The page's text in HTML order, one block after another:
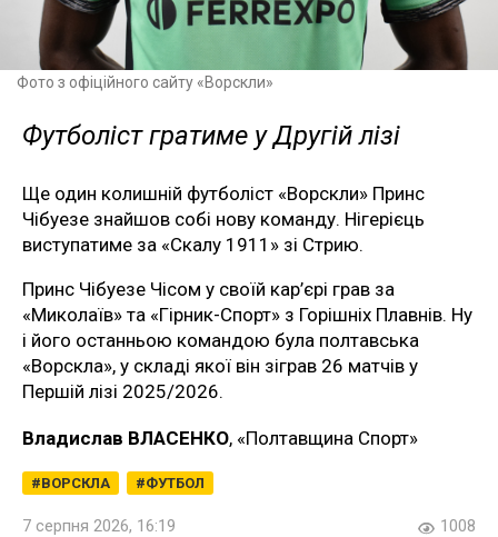
Фото з офіційного сайту «Ворскли»
Футболіст гратиме у Другій лізі
Ще один колишній футболіст «Ворскли» Принс
Чібуезе знайшов собі нову команду. Нігерієць
виступатиме за «Скалу 1911» зі Стрию.
Принс Чібуезе Чісом у своїй кар’єрі грав за
«Миколаїв» та «Гірник-Спорт» з Горішніх Плавнів. Ну
і його останньою командою була полтавська
«Ворскла», у складі якої він зіграв 26 матчів у
Першій лізі 2025/2026.
Владислав ВЛАСЕНКО, «Полтавщина Спорт»
ВОРСКЛА ФУТБОЛ
7 серпня 2026, 16:19 1008